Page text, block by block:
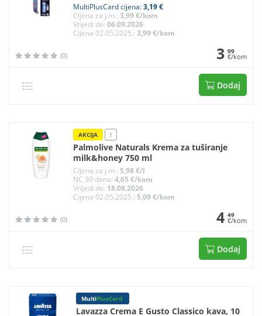
MultiPlusCard cijena:3,19 €
Cijena za j.m.: 3,99 €/kom
Vrijedi do: 06.09.2026
Cijena 02.05.2025.: 3,99 €/kom
(0) 3 99
€/kom
Dodaj
AKCIJA !
Palmolive Naturals Krema za tuširanje
milk&honey 750 ml
Cijena za j.m.: 5,98 €/l
NC 30 dana: 4,65 €/kom
Vrijedi do: 18.08.2026
Cijena 02.05.2025.: 5,09 €/kom
(0) 4 49
€/kom
Dodaj
MultiPlusCard
Lavazza Crema E Gusto Classico kava, 10